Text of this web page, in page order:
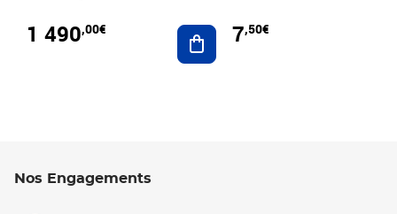
1 490,00€ Ajouter au panier
7,50€
Nos Engagements